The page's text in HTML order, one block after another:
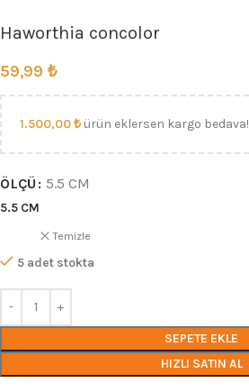
Haworthia concolor
59,99 ₺
1.500,00₺ ürün eklersen kargo bedava!
ÖLÇÜ 5.5 CM
5.5 CM
Temizle
5 adet stokta
SEPETE EKLE
HIZLI SATIN AL